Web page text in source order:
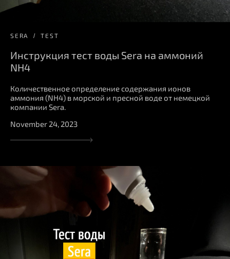
SERA TEST
Инструкция тест воды Sera на аммоний
NH4
Количественное определение содержания ионов
аммония (NH4) в морской и пресной воде от немецкой
компании Sera.
November 24, 2023